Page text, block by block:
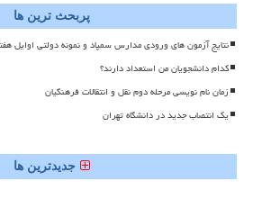
پربحث ترین ها
نتایج آزمون های ورودی مدارس سمپاد و نمونه دولتی اوایل
کدام دانشجویان من استعداد دارند؟
زمان نام نویسی مرحله دوم نقل و انتقالات فرهنگیان
یک انتصاب جدید در دانشگاه تهران
جدیدترین ها